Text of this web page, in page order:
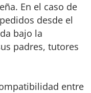
En el caso de
desde el
bajo la
padres, tutores
entre